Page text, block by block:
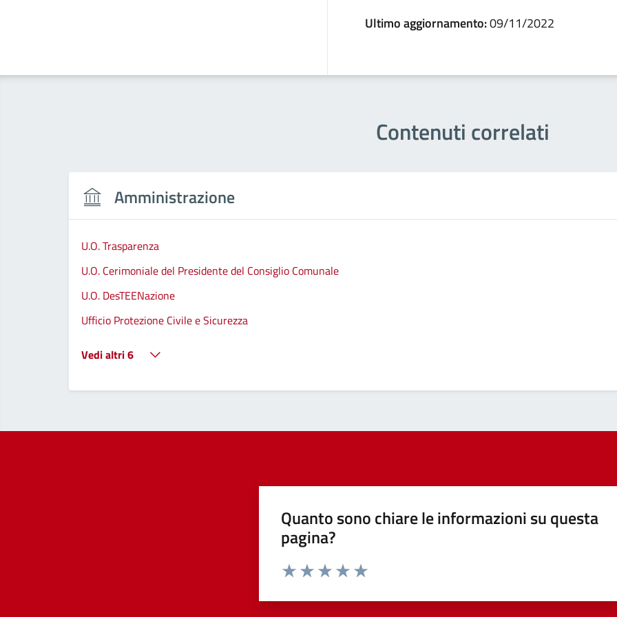
Ultimo aggiornamento:09/11/2022
Contenuti correlati
Amministrazione
U.O. Trasparenza
U.O. Cerimoniale del Presidente del Consiglio Comunale
U.O. DesTEENazione
Ufficio Protezione Civile e Sicurezza
Vedi altri 6
Quanto sono chiare le informazioni su questa
pagina?